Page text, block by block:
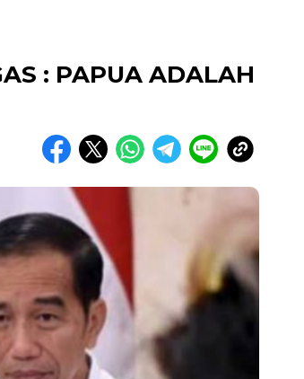
: PAPUA ADALAH